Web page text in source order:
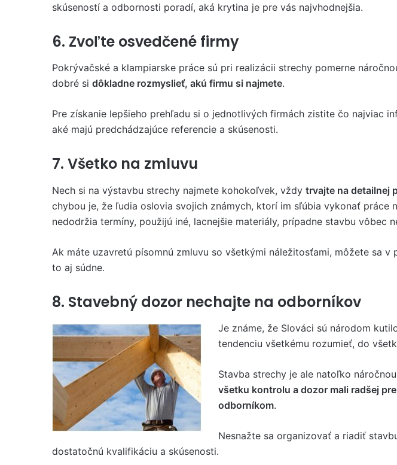
skúseností a odbornosti poradí, aká krytina je pre vás najvhodnejšia.
6. Zvoľte osvedčené firmy
Pokrývačské a klampiarske práce sú pri realizácii strechy pomerne
dobré si dôkladne rozmyslieť, akú firmu si najmete.
Pre získanie lepšieho prehľadu si o jednotlivých firmách zistite čo najviac
aké majú predchádzajúce referencie a skúsenosti.
7. Všetko na zmluvu
Nech si na výstavbu strechy najmete kohokoľvek, vždy trvajte na detailnej
chybou je, že ľudia oslovia svojich známych, ktorí im sľúbia vykonať práce
nedodržia termíny, použijú iné, lacnejšie materiály, prípadne stavbu vôbec
Ak máte uzavretú písomnú zmluvu so všetkými náležitosťami, môžete sa v
to aj súdne.
8. Stavebný dozor nechajte na odborníkov
Je známe, že Slováci sú národom
tendenciu všetkému rozumieť, do
Stavba strechy je ale natoľko
všetku kontrolu a dozor mali radšej
odborníkom.
Nesnažte sa organizovať a riadiť
dostatočnú kvalifikáciu a skúsenosti.